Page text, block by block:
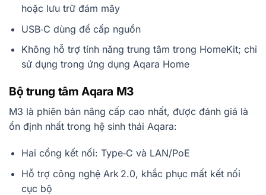
hoặc lưu trữ đám mây
USB‑C dùng để cấp nguồn
Không hỗ trợ tính năng trung tâm trong HomeKit; chỉ
sử dụng trong ứng dụng Aqara Home
Bộ trung tâm Aqara M3
M3 là phiên bản nâng cấp cao nhất, được đánh giá là
ổn định nhất trong hệ sinh thái Aqara:
Hai cổng kết nối: Type‑C và LAN/PoE
Hỗ trợ công nghệ Ark 2.0, khắc phục mất kết nối
cục bộ